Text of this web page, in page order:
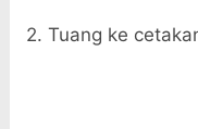
2. Tuang ke